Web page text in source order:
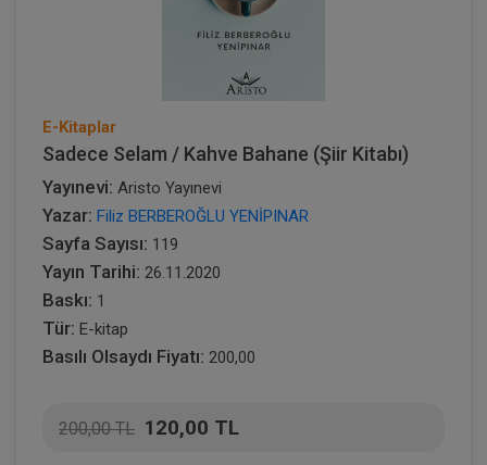
E-Kitaplar
Sadece Selam / Kahve Bahane (Şiir Kitabı)
Yayınevi: Aristo Yayınevi
Yazar: Filiz BERBEROĞLU YENİPINAR
Sayfa Sayısı: 119
Yayın Tarihi: 26.11.2020
Baskı: 1
Tür: E-kitap
Basılı Olsaydı Fiyatı: 200,00
200,00 TL 120,00 TL